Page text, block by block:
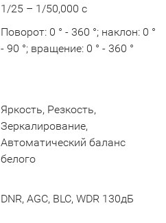
1/25 – 1/50,000 с
Поворот: 0 ° - 360 °; наклон: 0 °
- 90 °; вращение: 0 ° - 360 °
Яркость, Резкость,
Зеркалирование,
Автоматический баланс
белого
DNR, AGC, BLC, WDR 130дБ